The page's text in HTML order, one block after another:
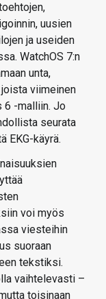
uusien
ja useiden
WatchOS 7:n
unta,
viimeinen
6 -malliin. Jo
seurata
EKG-käyrä.
voi myös
viesteihin
suoraan
tekstiksi.
vaihtelevasti –
toisinaan